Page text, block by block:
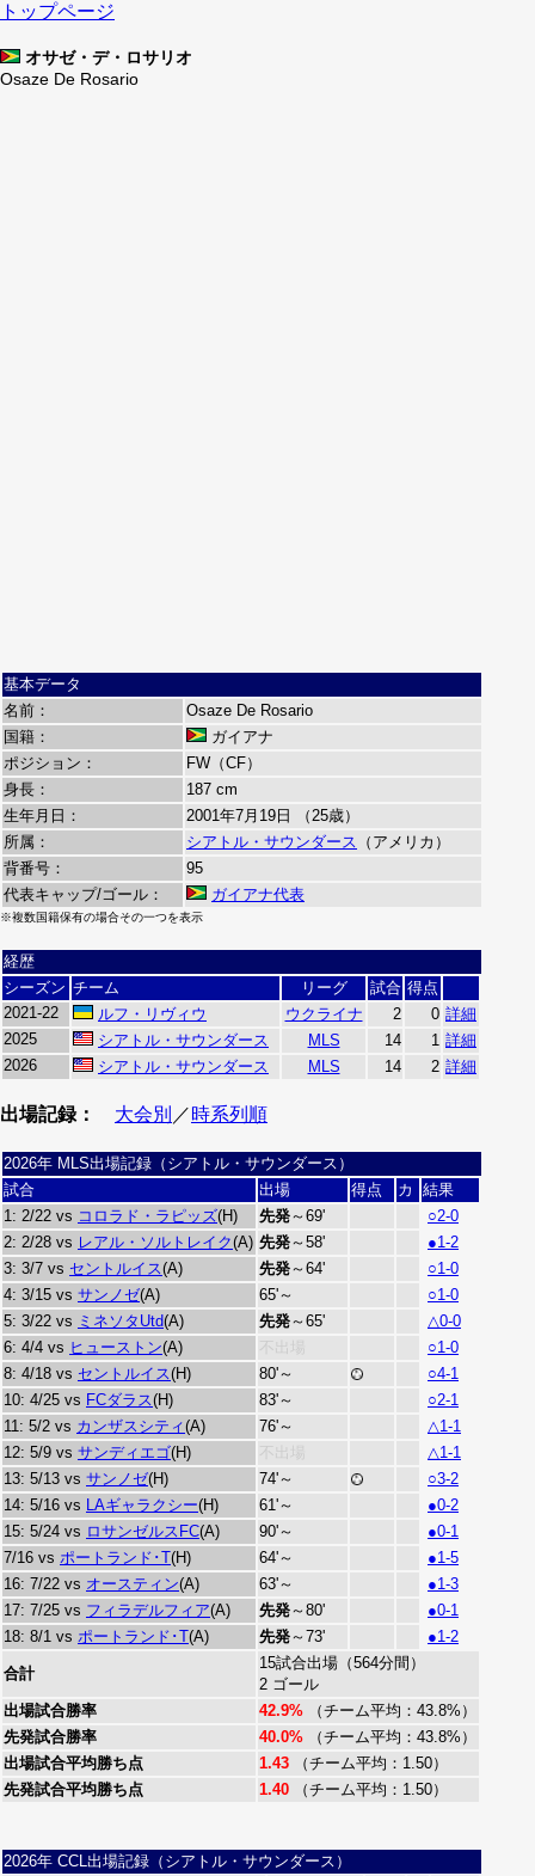
トップページ
オサゼ・デ・ロサリオ
Osaze De Rosario
基本データ
名前：
Osaze De Rosario
国籍：
ガイアナ
ポジション：
FW（CF）
身長：
187 cm
生年月日：
2001年7月19日 （25歳）
所属：
シアトル・サウンダース （アメリカ）
背番号：
95
代表キャップ/ゴール：
ガイアナ代表
※複数国籍保有の場合その一つを表示
経歴
シーズン チーム リーグ 試合 得点
2021-22
ルフ・リヴィウ ウクライナ 2 0 詳細
2025
シアトル・サウンダース MLS 14 1 詳細
2026
シアトル・サウンダース MLS 14 2 詳細
出場記録： 大会別 ／時系列順
2026年 MLS出場記録（シアトル・サウンダース）
試合
出場 得点 カ
結果
1: 2/22 vs コロラド・ラピッズ(H) 先発～69'
○2-0
2: 2/28 vs レアル・ソルトレイク(A) 先発～58'
●1-2
3: 3/7 vs セントルイス(A) 先発～64'
○1-0
4: 3/15 vs サンノゼ(A) 65'～
○1-0
5: 3/22 vs ミネソタUtd(A) 先発～65'
△0-0
6: 4/4 vs ヒューストン(A) 不出場
○1-0
8: 4/18 vs セントルイス(H) 80'～
○4-1
10: 4/25 vs FCダラス(H) 83'～
○2-1
11: 5/2 vs カンザスシティ(A) 76'～
△1-1
12: 5/9 vs サンディエゴ(H) 不出場
△1-1
13: 5/13 vs サンノゼ(H) 74'～
○3-2
14: 5/16 vs LAギャラクシー(H) 61'～
●0-2
15: 5/24 vs ロサンゼルスFC(A) 90'～
●0-1
7/16 vs ポートランド･T(H) 64'～
●1-5
16: 7/22 vs オースティン(A) 63'～
●1-3
17: 7/25 vs フィラデルフィア(A) 先発～80'
●0-1
18: 8/1 vs ポートランド･T(A) 先発～73' ●1-2
合計
15試合出場（564分間）
2 ゴール
出場試合勝率
42.9% （チーム平均：43.8%）
先発試合勝率
40.0% （チーム平均：43.8%）
出場試合平均勝ち点
1.43 （チーム平均：1.50）
先発試合平均勝ち点
1.40 （チーム平均：1.50）
2026年 CCL出場記録（シアトル・サウンダース）